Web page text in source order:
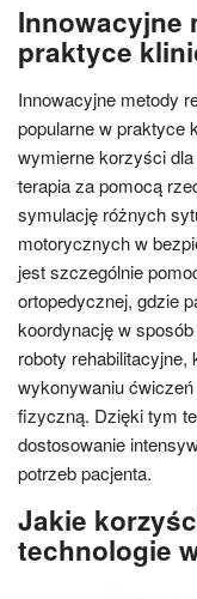
Innowacyjne
praktyce
Innowacyjne metody
popularne w praktyce
wymierne korzyści
terapia za pomocą
symulację różnych
motorycznych w
jest szczególnie
ortopedycznej, gdzie
koordynację w
roboty rehabilitacyjne,
wykonywaniu
fizyczną. Dzięki tym
dostosowanie
potrzeb pacjenta.
Jakie
technologie